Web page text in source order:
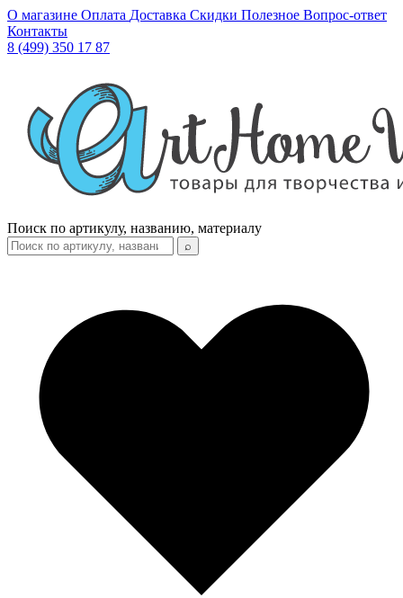
О магазине Оплата Доставка Скидки Полезное Вопрос-ответ
Контакты
8 (499) 350 17 87
Поиск по артикулу, названию, материалу
⌕